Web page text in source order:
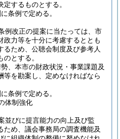
するものとする。
条例で定める。
例改正の提案に当たっては、市
政力等を十分に考慮するととも
るため、公聴会制度及び参考人
とする。
、本市の財政状況・事業課題及
等を勘案し、定めなければなら
条例で定める。
体制強化
並びに提言能力の向上及び監
ため、議会事務局の調査機能及